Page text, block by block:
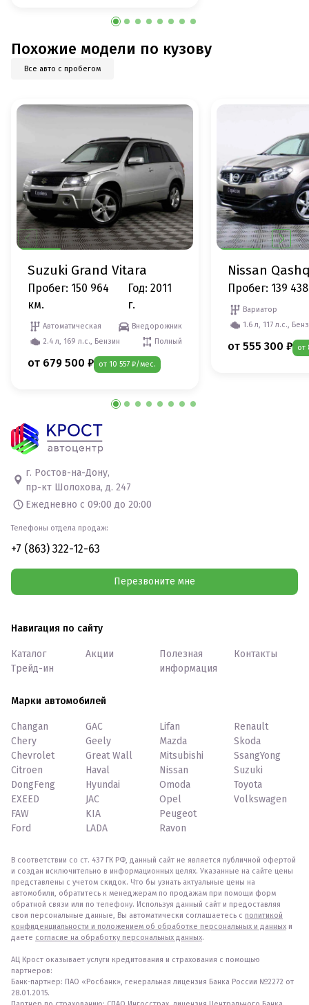
Похожие модели по кузову
Все авто с пробегом
Suzuki Grand Vitara
Пробег: 150 964
км.
Год: 2011
г.
Автоматическая
Внедорожник
2.4 л, 169 л.с., Бензин
Полный
от 679 500 ₽ от 10 557 ₽/мес.
Nissan
Пробег: 139
Вариатор
1.6 л, 117 л.с.,
от 555 300 ₽ от
г. Ростов-на-Дону,
пр-кт Шолохова, д. 247
Ежедневно с 09:00 до 20:00
Телефоны отдела продаж:
+7 (863) 322-12-63
Перезвоните мне
Навигация по сайту
Каталог
Трейд-ин
Акции
Полезная
информация
Контакты
Марки автомобилей
Changan
Chery
Chevrolet
Citroen
DongFeng
EXEED
FAW
Ford
GAC
Geely
Great Wall
Haval
Hyundai
JAC
KIA
LADA
Lifan
Mazda
Mitsubishi
Nissan
Omoda
Opel
Peugeot
Ravon
Renault
Skoda
SsangYong
Suzuki
Toyota
Volkswagen
В соответствии со ст. 437 ГК РФ, данный сайт не является публичной офертой
и создан исключительно в информационных целях. Указанные на сайте цены
представлены с учетом скидок. Что бы узнать актуальные цены на
автомобили, обратитесь к менеджерам по продажам при помощи форм
обратной связи или по телефону. Используя данный сайт и предоставляя
свои персональные данные, Вы автоматически соглашаетесь с политикой
конфиденциальности и положением об обработке персональных и данных и
даете согласие на обработку персональных данных.
АЦ Крост оказывает услуги кредитования и страхования с помощью
партнеров:
Банк-партнер: ПАО «Росбанк», генеральная лицензия Банка России №2272 от
28.01.2015.